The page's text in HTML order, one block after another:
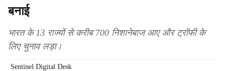
बनाई
भारत के 13 राज्यों से करीब 700 निशानेबाज आए और ट्रॉफी के
लिए चुनाव लड़ा।
Sentinel Digital Desk